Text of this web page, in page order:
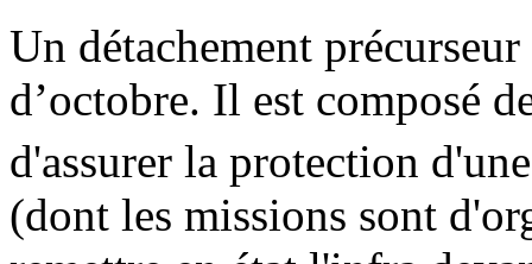
Un détachement
d’octobre. Il est composé
d'assurer la protection
(dont les missions sont